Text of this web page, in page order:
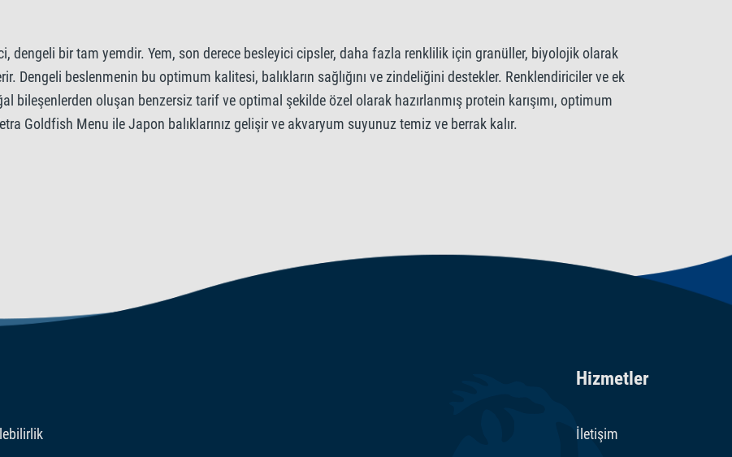
katkı maddeleri
Vitaminler: D3 Vitamini 1765 IE/kg. Tatlandırıcı bileşikler. Asitlik düzenleyiciler:
dengeli bir tam yemdir. Yem, son derece besleyici cipsler, daha fazla renklilik için granüller, biyolojik olarak
Dengeli beslenmenin bu optimum kalitesi, balıkların sağlığını ve zindeliğini destekler. Renklendiriciler ve ek
bileşenlerden oluşan benzersiz tarif ve optimal şekilde özel olarak hazırlanmış protein karışımı, optimum
Goldfish Menu ile Japon balıklarınız gelişir ve akvaryum suyunuz temiz ve berrak kalır.
Hizmetler
İletişim